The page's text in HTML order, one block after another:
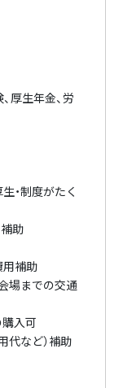
厚生年金、労
・制度がたく
助
用補助
場までの交通
入可
代など）補助